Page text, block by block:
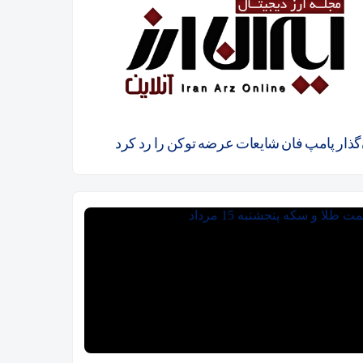
پامپ فان شایعات عرضه توکن را رد کرد